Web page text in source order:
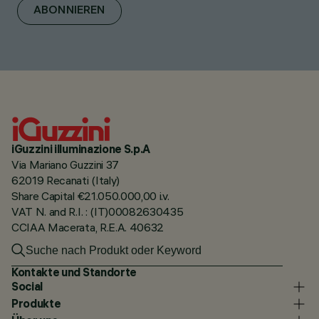
ABONNIEREN
iGuzzini illuminazione S.p.A
Via Mariano Guzzini 37
62019 Recanati (Italy)
Share Capital €21.050.000,00 i.v.
VAT N. and R.I. : (IT)00082630435
CCIAA Macerata, R.E.A. 40632
Kontakte und Standorte
Social
Produkte